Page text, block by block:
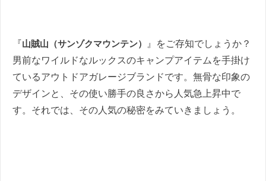
『山賊山（サンゾクマウンテン）
』をご存知でしょうか？
男前なワイルドなルックスのキャンプアイテムを手掛け
ているアウトドアガレージブランドです。無骨な印象の
デザインと、その使い勝手の良さから人気急上昇中で
す。それでは、その人気の秘密をみていきましょう。